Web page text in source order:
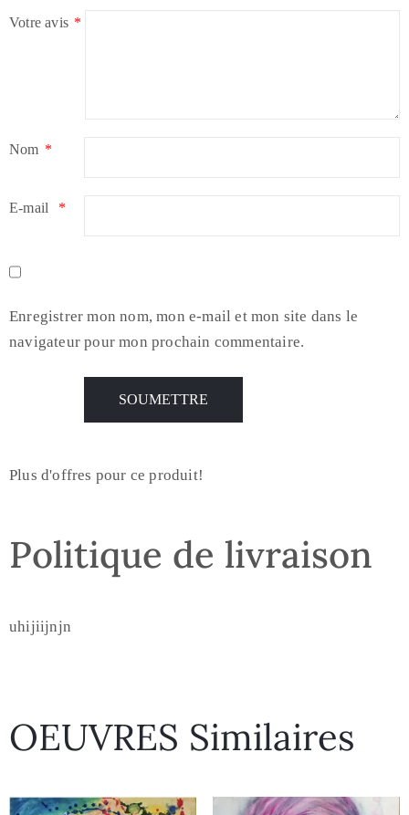
Votre avis *
Nom *
E-mail *
Enregistrer mon nom, mon e-mail et mon site dans le
navigateur pour mon prochain commentaire.
Plus d'offres pour ce produit!
Politique de livraison
uhijiijnjn
OEUVRES Similaires